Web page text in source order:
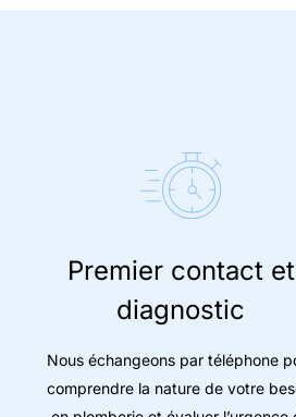
Premier contact et
diagnostic
Nous échangeons par téléphone
comprendre la nature de votre